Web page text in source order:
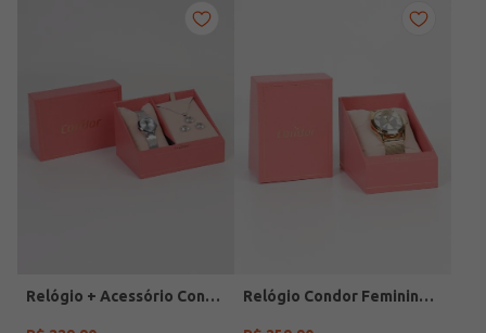
Relógio + Acessório Condor Feminino PRATA Relógio Condor Feminino DOURADO